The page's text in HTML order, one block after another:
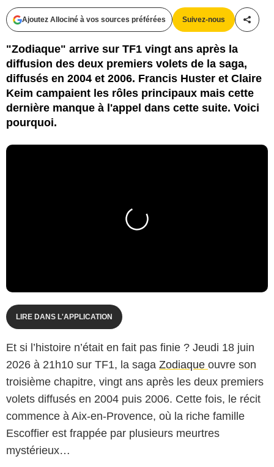
Ajoutez Allociné à vos sources préférées Suivez-nous
"Zodiaque" arrive sur TF1 vingt ans après la
diffusion des deux premiers volets de la saga,
diffusés en 2004 et 2006. Francis Huster et Claire
Keim campaient les rôles principaux mais cette
dernière manque à l'appel dans cette suite. Voici
pourquoi.
LIRE DANS L'APPLICATION
Et si l’histoire n’était en fait pas finie ? Jeudi 18 juin
2026 à 21h10 sur TF1, la saga Zodiaque ouvre son
troisième chapitre, vingt ans après les deux premiers
volets diffusés en 2004 puis 2006. Cette fois, le récit
commence à Aix-en-Provence, où la riche famille
Escoffier est frappée par plusieurs meurtres
mystérieux…